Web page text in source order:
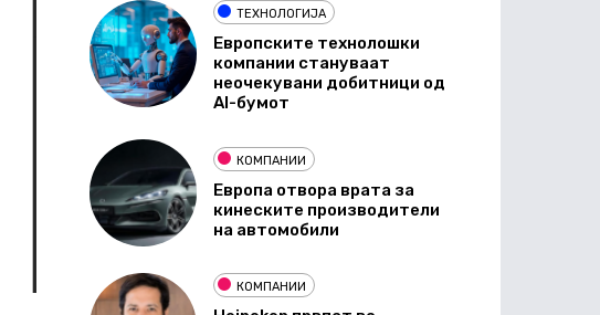
ТЕХНОЛОГИЈА
Европските технолошки
компании стануваат
неочекувани добитници од
AI-бумот
КОМПАНИИ
Европа отвора врата за
кинеските производители
на автомобили
КОМПАНИИ